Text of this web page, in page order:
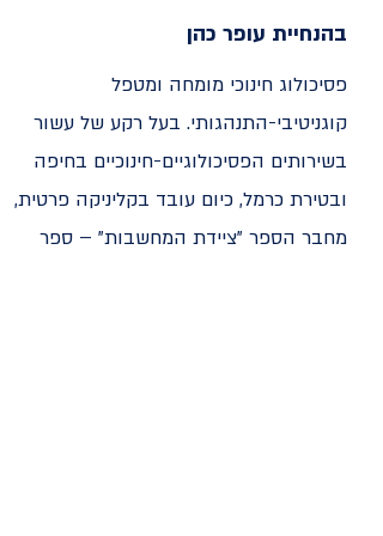
בהנחיית עופר כהן
פסיכולוג חינוכי מומחה ומטפל
קוגניטיבי-התנהגותי. בעל רקע של עשור
בשירותים הפסיכולוגיים-חינוכיים בחיפה
ובטירת כרמל, כיום עובד בקליניקה פרטית,
מחבר הספר "ציידת המחשבות" – ספר